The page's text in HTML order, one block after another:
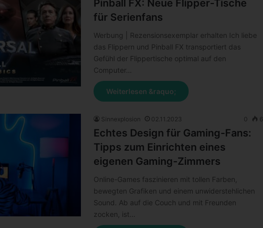
Pinball FX: Neue Flipper-Tische
für Serienfans
Werbung | Rezensionsexemplar erhalten Ich liebe
das Flippern und Pinball FX transportiert das
Gefühl der Flippertische optimal auf den
Computer…
Weiterlesen &raquo;
Sinnexplosion 02.11.2023 0 6
Echtes Design für Gaming-Fans:
Tipps zum Einrichten eines
eigenen Gaming-Zimmers
Online-Games faszinieren mit tollen Farben,
bewegten Grafiken und einem unwiderstehlichen
Sound. Ab auf die Couch und mit Freunden
zocken, ist…